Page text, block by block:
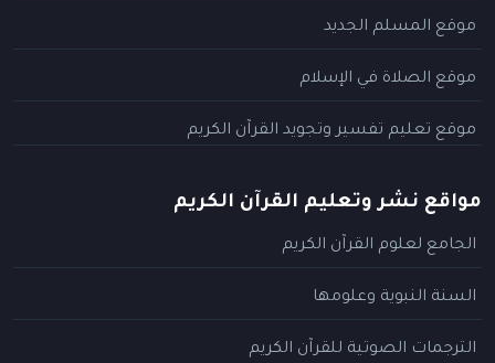
موقع المسلم الجديد
موقع الصلاة في الإسلام
موقع تعليم تفسير وتجويد القرآن الكريم
مواقع نشر وتعليم القرآن الكريم
الجامع لعلوم القرآن الكريم
السنة النبوية وعلومها
الترجمات الصوتية للقرآن الكريم